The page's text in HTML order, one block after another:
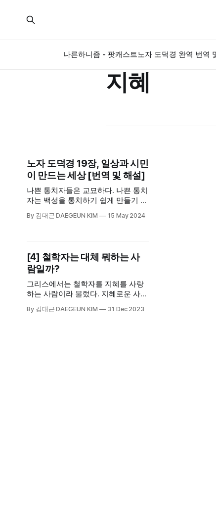
나른하니즘 - 팟캐스트노자 도덕경 완역 번역
지혜
노자 도덕경 19장, 일상과 시민
이 만드는 세상 [번역 및 해설]
나쁜 통치자들은 교묘하다. 나쁜 통치
자는 백성을 통치하기 쉽게 만들기 때
믿는 것을 행하도록 하는 것 같지만,
은 일종의 정치적 프레임이자 정치적
가스라이팅이다. 이를 통해 자신의 이
익을 실현한다.
By 김대근 DAEGEUN KIM 15 May 2024
[4] 철학자는 대체 뭐하는 사
람일까?
그리스에서는 철학자를 지혜를 사랑
하는 사람이라 불렀다. 지혜로운 사람
던 이유는 ‘사랑’이 갖는 의미에 있다.
By 김대근 DAEGEUN KIM 31 Dec 2023